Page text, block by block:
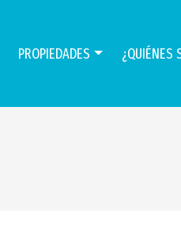
PROPIEDADES ¿QUIÉNES